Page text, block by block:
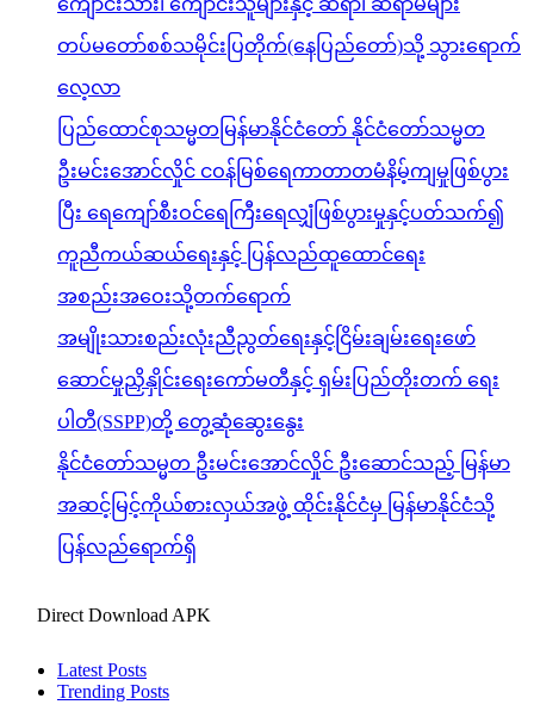
ကျောင်းသား၊ ကျောင်းသူများနှင့် ဆရာ၊ ဆရာမများ
တပ်မတော်စစ်သမိုင်းပြတိုက်(နေပြည်တော်)သို့ သွားရောက်
လေ့လာ
ပြည်ထောင်စုသမ္မတမြန်မာနိုင်ငံတော် နိုင်ငံတော်သမ္မတ
ဦးမင်းအောင်လှိုင် ငဝန်မြစ်ရေကာတာတမံနိမ့်ကျမှုဖြစ်ပွား
ပြီး ရေကျော်စီးဝင်ရေကြီးရေလျှံဖြစ်ပွားမှုနှင့်ပတ်သက်၍
ကူညီကယ်ဆယ်ရေးနှင့် ပြန်လည်ထူထောင်ရေး
အစည်းအဝေးသို့တက်ရောက်
အမျိုးသားစည်းလုံးညီညွတ်ရေးနှင့်ငြိမ်းချမ်းရေးဖော်
ဆောင်မှုညှိနှိုင်းရေးကော်မတီနှင့် ရှမ်းပြည်တိုးတက် ရေး
ပါတီ(SSPP)တို့ တွေ့ဆုံဆွေးနွေး
နိုင်ငံတော်သမ္မတ ဦးမင်းအောင်လှိုင် ဦးဆောင်သည့် မြန်မာ
အဆင့်မြင့်ကိုယ်စားလှယ်အဖွဲ့ ထိုင်းနိုင်ငံမှ မြန်မာနိုင်ငံသို့
ပြန်လည်ရောက်ရှိ
Direct Download APK
Latest Posts
Trending Posts